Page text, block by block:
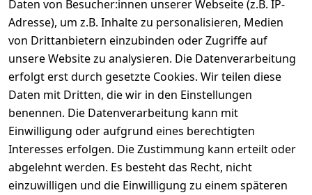
5
( 0
)
4
( 0
)
3
( 0
)
2
( 0
1
)
Daten von Besucher:innen unserer Webseite (z.B. IP-
Adresse), um z.B. Inhalte zu personalisieren, Medien
von Drittanbietern einzubinden oder Zugriffe auf
unsere Website zu analysieren. Die Datenverarbeitung
erfolgt erst durch gesetzte Cookies. Wir teilen diese
Daten mit Dritten, die wir in den Einstellungen
benennen. Die Datenverarbeitung kann mit
Einwilligung oder aufgrund eines berechtigten
Interesses erfolgen. Die Zustimmung kann erteilt oder
abgelehnt werden. Es besteht das Recht, nicht
einzuwilligen und die Einwilligung zu einem späteren